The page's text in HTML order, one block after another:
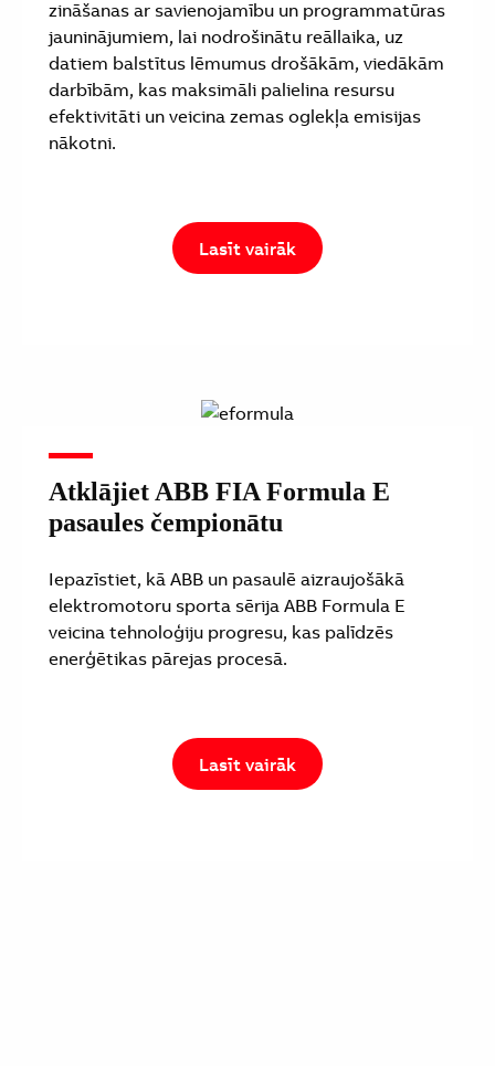
zināšanas ar savienojamību un programmatūras
jauninājumiem, lai nodrošinātu reāllaika, uz
datiem balstītus lēmumus drošākām, viedākām
darbībām, kas maksimāli palielina resursu
efektivitāti un veicina zemas oglekļa emisijas
nākotni.
Lasīt vairāk
Atklājiet ABB FIA Formula E
pasaules čempionātu
Iepazīstiet, kā ABB un pasaulē aizraujošākā
elektromotoru sporta sērija ABB Formula E
veicina tehnoloģiju progresu, kas palīdzēs
enerģētikas pārejas procesā.
Lasīt vairāk